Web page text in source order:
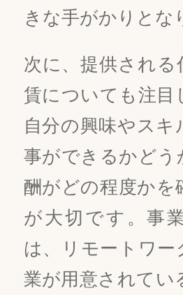
きな手がかりとな
次に、提供される
賃についても注目
自分の興味やス
事ができるかどう
酬がどの程度かを
が大切です。事
は、リモートワー
業が用意されてい